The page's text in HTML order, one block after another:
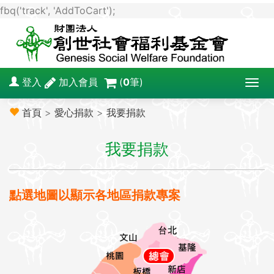
fbq('track', 'AddToCart');
T
o
登入 加入會員 (0筆)
首頁 > 愛心捐款 > 我要捐款
我要捐款
點選地圖以顯示各地區捐款專案